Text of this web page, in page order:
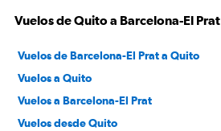
Vuelos de Quito a Barcelona-El Prat
Vuelos de Barcelona-El Prat a Quito
Vuelos a Quito
Vuelos a Barcelona-El Prat
Vuelos desde Quito